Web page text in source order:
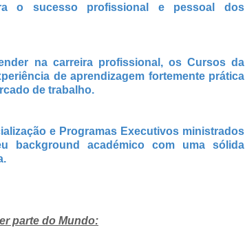
o sucesso profissional e pessoal dos
na carreira profissional, os Cursos da
de aprendizagem fortemente prática
de trabalho.
e Programas Executivos ministrados
background académico com uma sólida
parte do Mundo: